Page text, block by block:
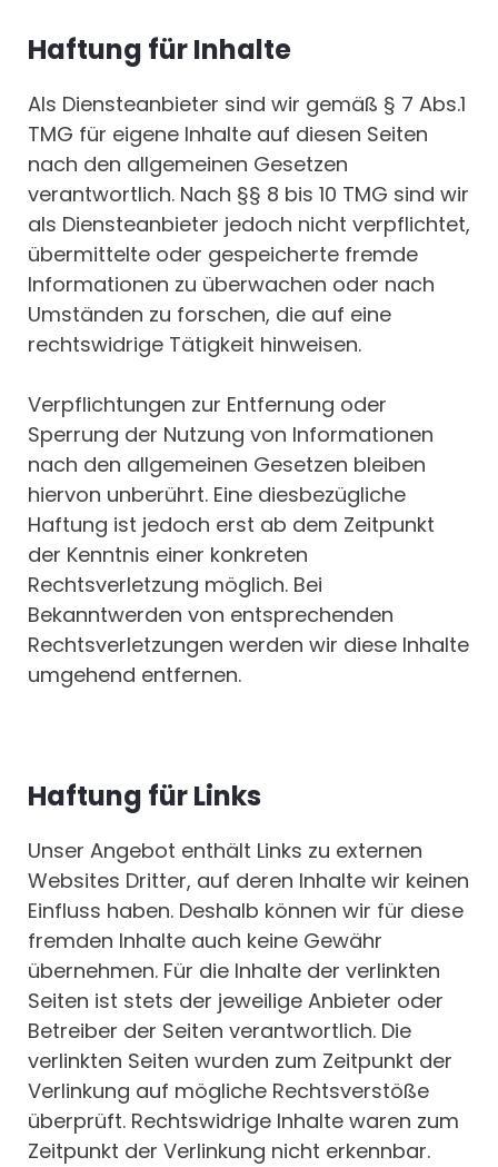
Haftung für Inhalte
Als Diensteanbieter sind wir gemäß § 7 Abs.1
TMG für eigene Inhalte auf diesen Seiten
nach den allgemeinen Gesetzen
verantwortlich. Nach §§ 8 bis 10 TMG sind wir
als Diensteanbieter jedoch nicht verpflichtet,
übermittelte oder gespeicherte fremde
Informationen zu überwachen oder nach
Umständen zu forschen, die auf eine
rechtswidrige Tätigkeit hinweisen.
Verpflichtungen zur Entfernung oder
Sperrung der Nutzung von Informationen
nach den allgemeinen Gesetzen bleiben
hiervon unberührt. Eine diesbezügliche
Haftung ist jedoch erst ab dem Zeitpunkt
der Kenntnis einer konkreten
Rechtsverletzung möglich. Bei
Bekanntwerden von entsprechenden
Rechtsverletzungen werden wir diese Inhalte
umgehend entfernen.
Haftung für Links
Unser Angebot enthält Links zu externen
Websites Dritter, auf deren Inhalte wir keinen
Einfluss haben. Deshalb können wir für diese
fremden Inhalte auch keine Gewähr
übernehmen. Für die Inhalte der verlinkten
Seiten ist stets der jeweilige Anbieter oder
Betreiber der Seiten verantwortlich. Die
verlinkten Seiten wurden zum Zeitpunkt der
Verlinkung auf mögliche Rechtsverstöße
überprüft. Rechtswidrige Inhalte waren zum
Zeitpunkt der Verlinkung nicht erkennbar.